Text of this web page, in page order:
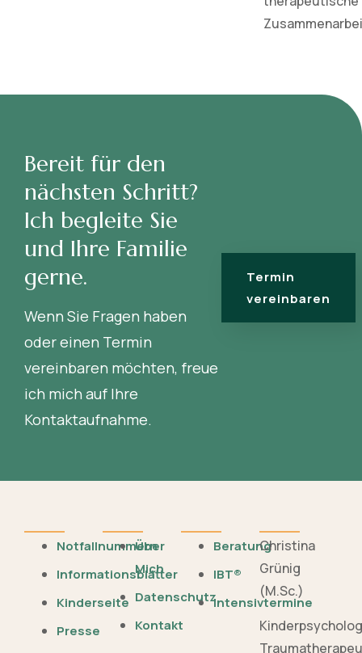
Bereit für den
nächsten Schritt?
Ich begleite Sie
und Ihre Familie
gerne.
Wenn Sie Fragen haben
oder einen Termin
vereinbaren möchten, freue
ich mich auf Ihre
Kontaktaufnahme.
Termin
vereinbaren
Notfallnummern
Informationsblätter
Kinderseite
Presse
Über
Mich
Datenschutz
Kontakt
Beratung
IBT®
Intensivtermine
Christina
Grünig
(M.Sc.)